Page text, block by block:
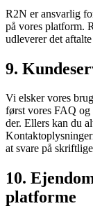
R2N er ansvarlig
på vores platform.
udleverer det
9.
Vi elsker vores
først vores FAQ og
der. Ellers kan du
at svare på
10.
platforme